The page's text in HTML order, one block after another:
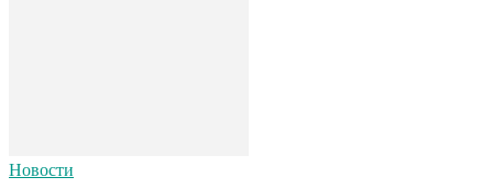
Новости